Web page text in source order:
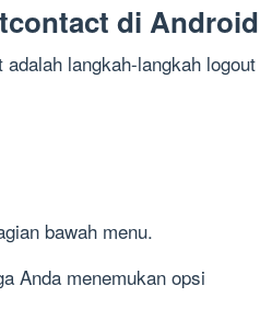
di Android
langkah-langkah logout
bawah menu.
Anda menemukan opsi